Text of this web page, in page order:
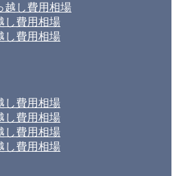
越し費用相場
し費用相場
し費用相場
し費用相場
し費用相場
し費用相場
し費用相場